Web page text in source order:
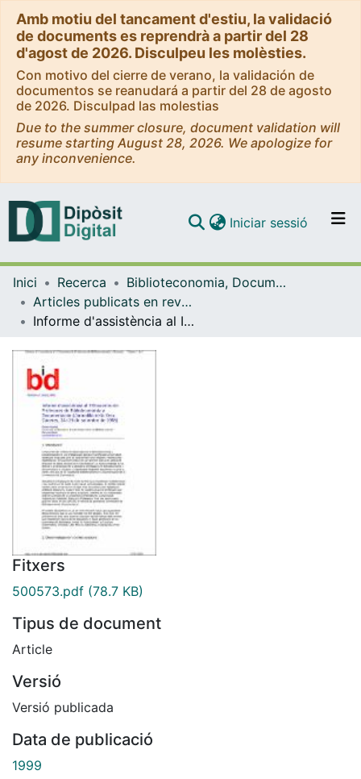
Amb motiu del tancament d'estiu, la validació
de documents es reprendrà a partir del 28
d'agost de 2026. Disculpeu les molèsties.
Con motivo del cierre de verano, la validación de
documentos se reanudará a partir del 28 de agosto
de 2026. Disculpad las molestias
Due to the summer closure, document validation will
resume starting August 28, 2026. We apologize for
any inconvenience.
Navega per tot el DD
Com publicar
Iniciar sessió (current)
Inici Recerca
Biblioteconomia, Documentació i Comunicació Audiovisual
Articles publicats en revistes (Biblioteconomia, Documentació i Comunicació Audiovisual)
Informe d'assistència al II Encuentro de Profesores de Biblioteconomía y Documentación (Jarandilla de la Vera, Cáceres, 24 i 25 de setembre de 1998)
Fitxers
500573.pdf (78.7 KB)
Tipus de document
Article
Versió
Versió publicada
Data de publicació
1999